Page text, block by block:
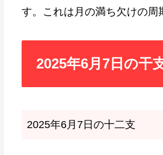
す。これは月の満ち欠けの周
2025年6月7日の干
2025年6月7日の十二支